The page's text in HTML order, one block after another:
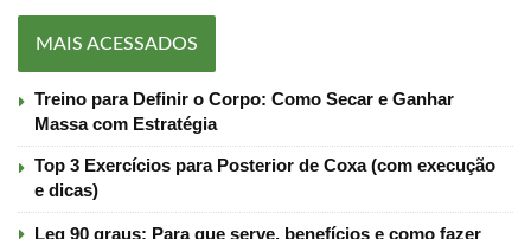
MAIS ACESSADOS
Treino para Definir o Corpo: Como Secar e Ganhar
Massa com Estratégia
Top 3 Exercícios para Posterior de Coxa (com execução
e dicas)
Leg 90 graus: Para que serve, benefícios e como fazer